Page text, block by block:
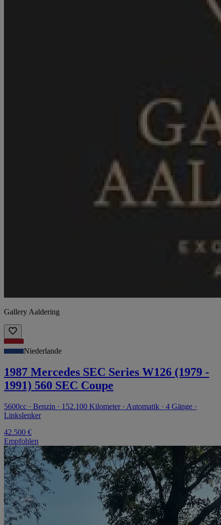
Gallery Aaldering
Niederlande
1987 Mercedes SEC Series W126 (1979 -
1991) 560 SEC Coupe
5600cc · Benzin · 152.100 Kilometer · Automatik · 4 Gänge ·
Linkslenker
42.500 €
Empfohlen